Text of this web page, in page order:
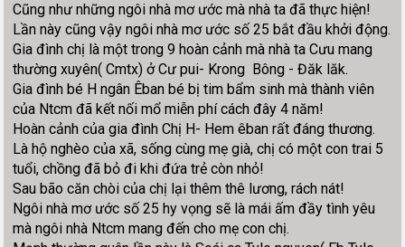
Cũng như những ngôi nhà mơ ước mà nhà ta đã thực hiện!
Lần này cũng vậy ngôi nhà mơ ước số 25 bắt đầu khởi động.
Gia đình chị là một trong 9 hoàn cảnh mà nhà ta Cưu mang
thường xuyên( Cmtx) ở Cư pui- Krong Bông - Đăk lăk.
Gia đình bé H ngân Êban bé bị tim bẩm sinh mà thành viên
của Ntcm đã kết nối mổ miễn phí cách đây 4 năm!
Hoàn cảnh của gia đình Chị H- Hem êban rất đáng thương.
Là hộ nghèo của xã, sống cùng mẹ già, chị có một con trai 5
tuổi, chồng đã bỏ đi khi đứa trẻ còn nhỏ!
Sau bão căn chòi của chị lại thêm thê lương, rách nát!
Ngôi nhà mơ ước số 25 hy vọng sẽ là mái ấm đầy tình yêu
mà ngôi nhà Ntcm mang đến cho mẹ con chị.